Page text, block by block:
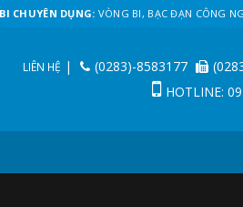
CHUYÊN DỤNG: VÒNG BI, BẠC ĐẠN CÔNG
LIÊN HỆ | (0283)-8583177
HOTLINE: